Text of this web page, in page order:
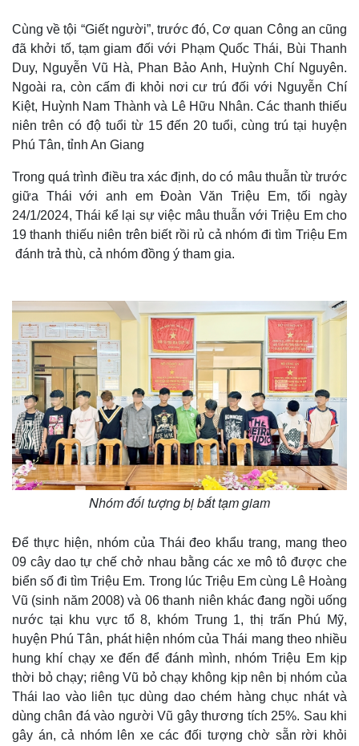
Thế giới
Quan sát
Cuộc sống đó đây
Hồ sơ
Multimedia
Video
E-Magazine
Infographic
Cùng về tội “Giết người”, trước đó, Cơ quan Công an cũng
đã khởi tố, tạm giam đối với Phạm Quốc Thái, Bùi Thanh
Duy, Nguyễn Vũ Hà, Phan Bảo Anh, Huỳnh Chí Nguyên.
Ngoài ra, còn cấm đi khỏi nơi cư trú đối với Nguyễn Chí
Kiệt, Huỳnh Nam Thành và Lê Hữu Nhân. Các thanh thiếu
niên trên có độ tuổi từ 15 đến 20 tuổi, cùng trú tại huyện
Phú Tân, tỉnh An Giang
Trong quá trình điều tra xác định, do có mâu thuẫn từ trước
giữa Thái với anh em Đoàn Văn Triệu Em, tối ngày
24/1/2024, Thái kể lại sự việc mâu thuẫn với Triệu Em cho
19 thanh thiếu niên trên biết rồi rủ cả nhóm đi tìm Triệu Em
đánh trả thù, cả nhóm đồng ý tham gia.
Nhóm đối tượng bị bắt tạm giam
Để thực hiện, nhóm của Thái đeo khẩu trang, mang theo
09 cây dao tự chế chở nhau bằng các xe mô tô được che
biển số đi tìm Triệu Em. Trong lúc Triệu Em cùng Lê Hoàng
Vũ (sinh năm 2008) và 06 thanh niên khác đang ngồi uống
nước tại khu vực tổ 8, khóm Trung 1, thị trấn Phú Mỹ,
huyện Phú Tân, phát hiện nhóm của Thái mang theo nhiều
hung khí chạy xe đến để đánh mình, nhóm Triệu Em kịp
thời bỏ chạy; riêng Vũ bỏ chạy không kịp nên bị nhóm của
Thái lao vào liên tục dùng dao chém hàng chục nhát và
dùng chân đá vào người Vũ gây thương tích 25%. Sau khi
gây án, cả nhóm lên xe các đối tượng chờ sẵn rời khỏi